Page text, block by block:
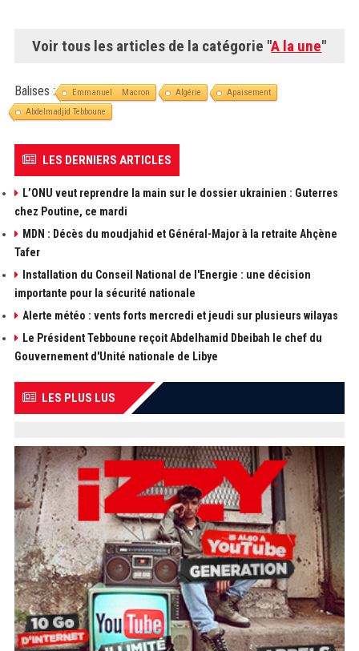
Voir tous les articles de la catégorie "A la une"
Balises : Emmanuel Macron Algérie
Apaisement
Abdelmadjid Tebboune
LES DERNIERS ARTICLES
L’ONU veut reprendre la main sur le dossier ukrainien : Guterres
chez Poutine, ce mardi
MDN : Décès du moudjahid et Général-Major à la retraite Ahçène
Tafer
Installation du Conseil National de l'Energie : une décision
importante pour la sécurité nationale
Alerte météo : vents forts mercredi et jeudi sur plusieurs wilayas
Le Président Tebboune reçoit Abdelhamid Dbeibah le chef du
Gouvernement d'Unité nationale de Libye
LES PLUS LUS